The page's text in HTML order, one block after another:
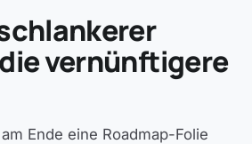
vernünftigere
Ende eine Roadmap-Folie